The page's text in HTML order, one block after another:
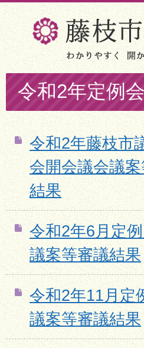
令和2年定例会
令和2年藤枝市
会開会議会議
結果
令和2年6月定
議案等審議結果
令和2年11月定
議案等審議結果